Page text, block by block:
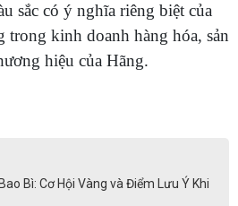
sắc có ý nghĩa riêng biệt của
trong kinh doanh hàng hóa, sản
hiệu của Hãng.
Bì: Cơ Hội Vàng và Điểm Lưu Ý Khi